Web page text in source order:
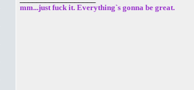
mm...just fuck it. Everything`s gonna be great.